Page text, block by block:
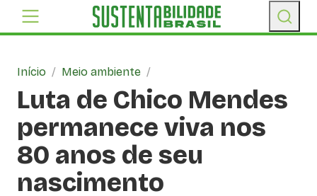
Início / Meio ambiente /
Luta de Chico Mendes
permanece viva nos
80 anos de seu
nascimento